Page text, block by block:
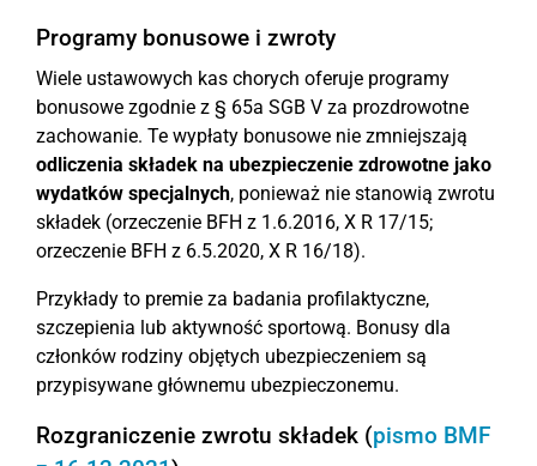
Programy bonusowe i zwroty
Wiele ustawowych kas chorych oferuje programy
bonusowe zgodnie z § 65a SGB V za prozdrowotne
zachowanie. Te wypłaty bonusowe nie zmniejszają
odliczenia składek na ubezpieczenie zdrowotne jako
wydatków specjalnych, ponieważ nie stanowią zwrotu
składek (orzeczenie BFH z 1.6.2016, X R 17/15;
orzeczenie BFH z 6.5.2020, X R 16/18).
Przykłady to premie za badania profilaktyczne,
szczepienia lub aktywność sportową. Bonusy dla
członków rodziny objętych ubezpieczeniem są
przypisywane głównemu ubezpieczonemu.
Rozgraniczenie zwrotu składek (pismo BMF